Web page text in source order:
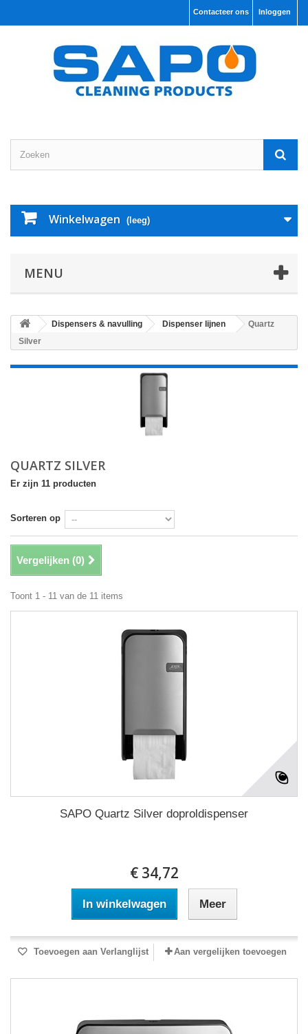
Inloggen
Contacteer ons
Winkelwagen (leeg)
MENU
Dispensers & navulling Dispenser lijnen
Quartz
Silver
QUARTZ SILVER
Er zijn 11 producten
Sorteren op
Vergelijken (0)
Toont 1 - 11 van de 11 items
SAPO Quartz Silver doproldispenser
€ 34,72
In winkelwagen Meer
Toevoegen aan Verlanglijst Aan vergelijken toevoegen